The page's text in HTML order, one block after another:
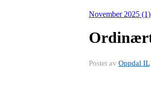
November 2025 (1)
Postet av Oppdal IL